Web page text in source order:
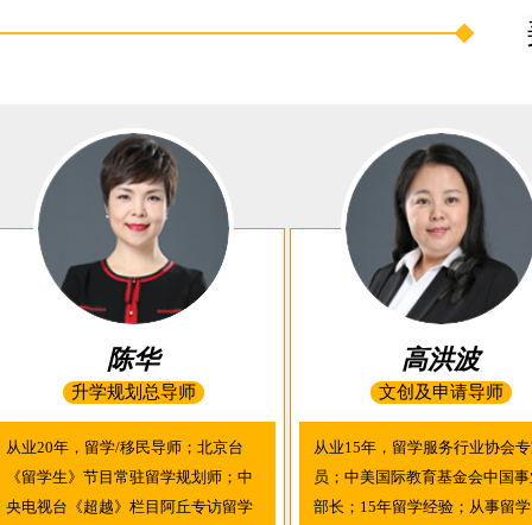
陈华
升学规划总导师
从业20年，留学/移民导师；北京台
《留学生》节目常驻留学规划师；中
央电视台《超越》栏目阿丘专访留学
高洪波
文创及申请导师
从业15年，留学服务行业协会
员；中美国际教育基金会中国
部长；15年留学经验；从事留